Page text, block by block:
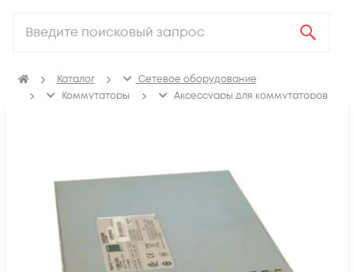
Каталог
Сетевое оборудование
Коммутаторы
Аксессуары для коммутаторов